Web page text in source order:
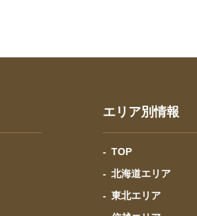
エリア別情報
TOP
北海道エリア
東北エリア